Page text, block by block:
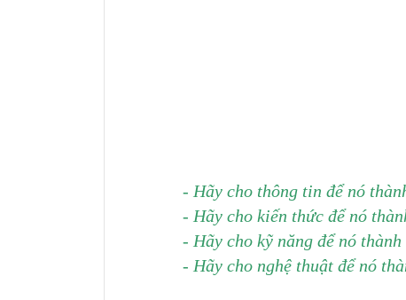
- Hãy cho thông tin để nó
- Hãy cho kiến thức để nó
- Hãy cho kỹ năng để nó
- Hãy cho nghệ thuật để nó